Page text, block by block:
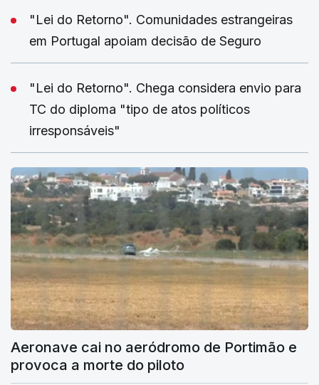
"Lei do Retorno". Comunidades estrangeiras
em Portugal apoiam decisão de Seguro
"Lei do Retorno". Chega considera envio para
TC do diploma "tipo de atos políticos
irresponsáveis"
Aeronave cai no aeródromo de Portimão e
provoca a morte do piloto